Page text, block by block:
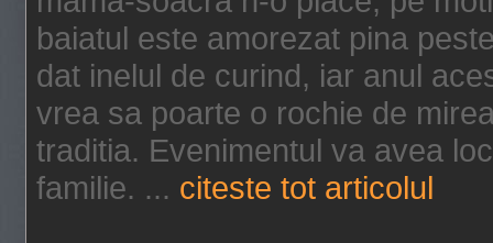
baiatul este amorezat pina
dat inelul de curind, iar anul
vrea sa poarte o rochie de
traditia. Evenimentul va avea
familie. ... citeste tot articolul